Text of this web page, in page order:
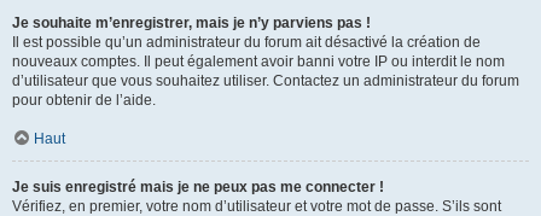
Je souhaite m’enregistrer, mais je n’y parviens pas !
Il est possible qu’un administrateur du forum ait désactivé la création de
nouveaux comptes. Il peut également avoir banni votre IP ou interdit le nom
d’utilisateur que vous souhaitez utiliser. Contactez un administrateur du forum
pour obtenir de l’aide.
Haut
Je suis enregistré mais je ne peux pas me connecter !
Vérifiez, en premier, votre nom d’utilisateur et votre mot de passe. S’ils sont